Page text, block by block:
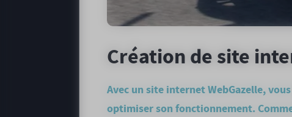
Création de site
Avec un site internet WebGazelle,
optimiser son fonctionnement.